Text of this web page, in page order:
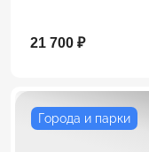
21 700 ₽
Города и парки